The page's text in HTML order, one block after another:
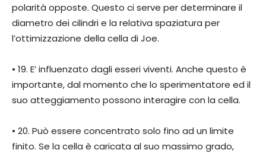
polarità opposte. Questo ci serve per determinare il
diametro dei cilindri e la relativa spaziatura per
l’ottimizzazione della cella di Joe.
• 19. E’ influenzato dagli esseri viventi. Anche questo è
importante, dal momento che lo sperimentatore ed il
suo atteggiamento possono interagire con la cella.
• 20. Può essere concentrato solo fino ad un limite
finito. Se la cella è caricata al suo massimo grado,